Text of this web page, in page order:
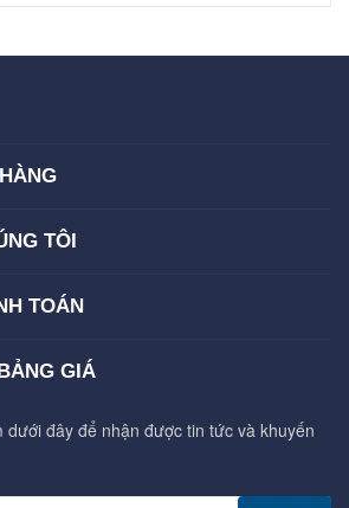
TÔI
TOÁN
GIÁ
dưới đây để nhận được tin tức và khuyến